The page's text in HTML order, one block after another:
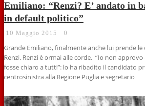
Emiliano: “Renzi? E’ andato in
in default politico”
10 Maggio 2015 0
Grande Emiliano, finalmente anche lui prende
Renzi. Renzi è ormai alle corde. “Io non
fosse chiaro a tutti”: lo ha ribadito il candidato
centrosinistra alla Regione Puglia e segretario